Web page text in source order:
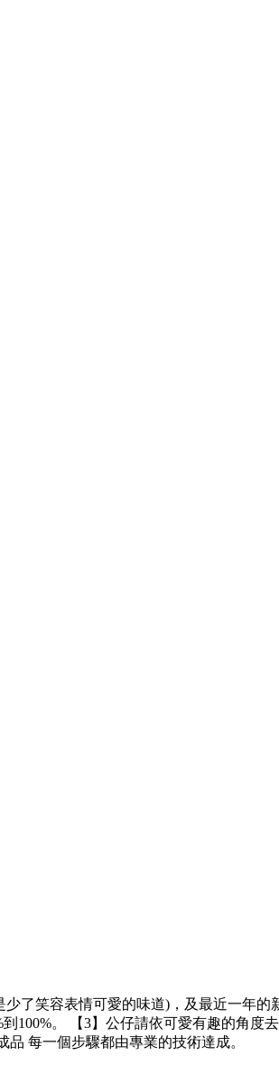
了笑容表情可愛的味道)，及最近一年
100%。 【3】公仔請依可愛有趣的角度
每一個步驟都由專業的技術達成。